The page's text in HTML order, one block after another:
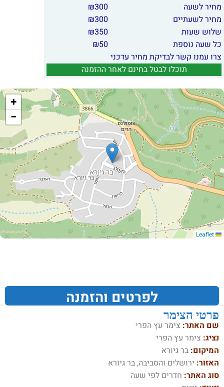
מחיר לשעה 300
₪
מחיר לשעתיים
300
₪
שלוש שעות
350
₪
כל שעה נוספת
50
₪
צרו עמנו קשר לבדיקת מחיר עדכני
תוכלו לבטל בחינם לאחר ההזמנה
+
−
לפרטים והזמנה
פרטי הצימר
שם האתר: צימר עץ הפרי
נציג: צימר עץ הפרי
המיקום: בר גיורא
האזור: ירושלים והסביבה, בר גיורא
סוג האתר: חדרים לפי שעה